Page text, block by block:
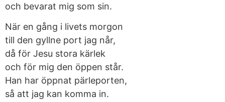
och bevarat mig som sin.
När en gång i livets morgon
till den gyllne port jag når,
då för Jesu stora kärlek
och för mig den öppen står.
Han har öppnat pärleporten,
så att jag kan komma in.